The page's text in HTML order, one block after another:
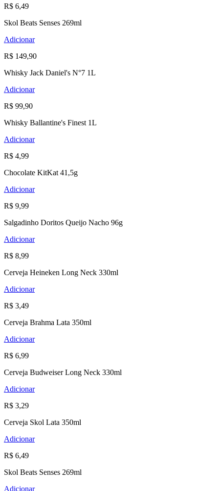
R$ 6,49
Skol Beats Senses 269ml
Adicionar
R$ 149,90
Whisky Jack Daniel's N°7 1L
Adicionar
R$ 99,90
Whisky Ballantine's Finest 1L
Adicionar
R$ 4,99
Chocolate KitKat 41,5g
Adicionar
R$ 9,99
Salgadinho Doritos Queijo Nacho 96g
Adicionar
R$ 8,99
Cerveja Heineken Long Neck 330ml
Adicionar
R$ 3,49
Cerveja Brahma Lata 350ml
Adicionar
R$ 6,99
Cerveja Budweiser Long Neck 330ml
Adicionar
R$ 3,29
Cerveja Skol Lata 350ml
Adicionar
R$ 6,49
Skol Beats Senses 269ml
Adicionar